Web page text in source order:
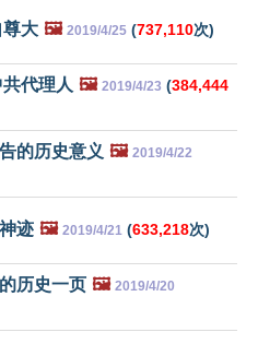
大 🖼️ 2019/4/25 (737,110次)
代理人 🖼️ 2019/4/23 (384,444
的历史意义 🖼️ 2019/4/22
迹 🖼️ 2019/4/21 (633,218次)
历史一页 🖼️ 2019/4/20